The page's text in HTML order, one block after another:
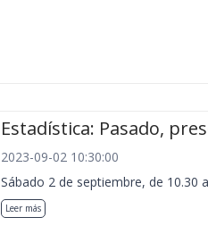
Estadística: Pasado,
2023-09-02 10:30:00
Sábado 2 de septiembre, de 10.30
Leer más